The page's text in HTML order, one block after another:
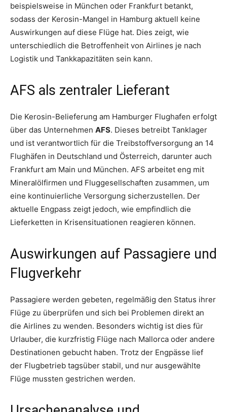
beispielsweise in München oder Frankfurt betankt,
sodass der Kerosin-Mangel in Hamburg aktuell keine
Auswirkungen auf diese Flüge hat. Dies zeigt, wie
unterschiedlich die Betroffenheit von Airlines je nach
Logistik und Tankkapazitäten sein kann.
AFS als zentraler Lieferant
Die Kerosin-Belieferung am Hamburger Flughafen erfolgt
über das Unternehmen AFS. Dieses betreibt Tanklager
und ist verantwortlich für die Treibstoffversorgung an 14
Flughäfen in Deutschland und Österreich, darunter auch
Frankfurt am Main und München. AFS arbeitet eng mit
Mineralölfirmen und Fluggesellschaften zusammen, um
eine kontinuierliche Versorgung sicherzustellen. Der
aktuelle Engpass zeigt jedoch, wie empfindlich die
Lieferketten in Krisensituationen reagieren können.
Auswirkungen auf Passagiere und
Flugverkehr
Passagiere werden gebeten, regelmäßig den Status ihrer
Flüge zu überprüfen und sich bei Problemen direkt an
die Airlines zu wenden. Besonders wichtig ist dies für
Urlauber, die kurzfristig Flüge nach Mallorca oder andere
Destinationen gebucht haben. Trotz der Engpässe lief
der Flugbetrieb tagsüber stabil, und nur ausgewählte
Flüge mussten gestrichen werden.